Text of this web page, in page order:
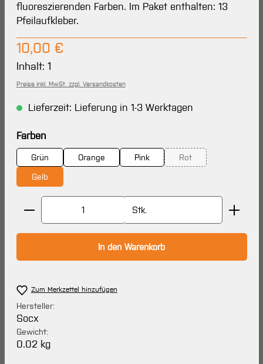
fluoreszierenden Farben. Im Paket enthalten: 13
Pfeilaufkleber.
Regulärer Preis:
10,00 €
Inhalt: 1
Preise inkl. MwSt. zzgl. Versandkosten
Lieferzeit: Lieferung in 1-3 Werktagen
Farbenauswählen
Grün Orange Pink Rot
(Diese Option ist
Gelb
Produkt Anzahl: Gib den gewünschten Wert ein
Stk.
In den Warenkorb
Zum Merkzettel hinzufügen
Hersteller:
Socx
Gewicht:
0.02 kg